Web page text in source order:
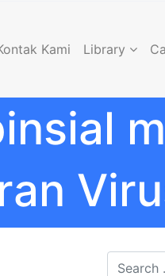
Kami Library